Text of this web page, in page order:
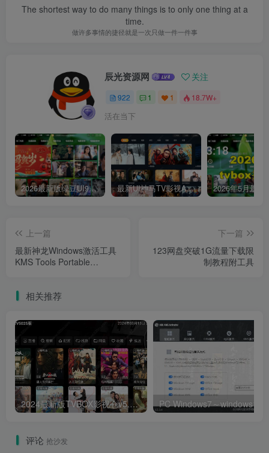
The shortest way to do many things is to only one thing at a
time.
做许多事情的捷径就是一次只做一件一件事
辰光资源网 关注
922 1 1 18.7W+
活在当下
2026最新版绿豆UI9双端影视APP源码 最新UI神马TV影视APP源码 乐檬影视苹果CMS后台 包含前后端源码
上一篇
最新神龙Windows激活工具
KMS Tools Portable
下一篇
123网盘突破1G流量下载限
制教程附工具
相关推荐
2024最新版TVBOX影视仓v5.0.25脱壳解密版 已去除弹窗提示及顶部提示 可内置tvbox仓库接口 内附三个修改版本
评论 抢沙发